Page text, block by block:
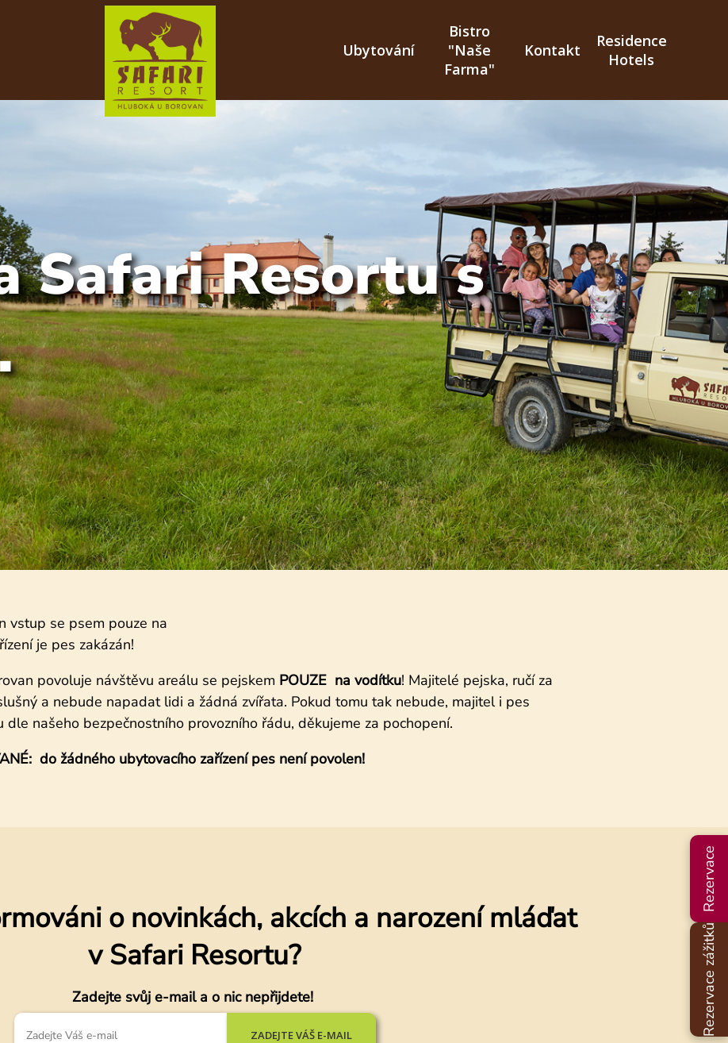
Ubytování
Bistro
"Naše
Farma"
Kontakt
Residence
Hotels
Safari Resortu s
vstup se psem pouze na
je pes zakázán!
povoluje návštěvu areálu se pejskem POUZE na vodítku! Majitelé pejska, ručí za
a nebude napadat lidi a žádná zvířata. Pokud tomu tak nebude, majitel i pes
dle našeho bezpečnostního provozního řádu, děkujeme za pochopení.
do žádného ubytovacího zařízení pes není povolen!
Rezervace
Rezervace zážitků
o novinkách, akcích a narození mláďat
v Safari Resortu?
Zadejte svůj e-mail a o nic nepřijdete!
ZADEJTE VÁŠ E-MAIL